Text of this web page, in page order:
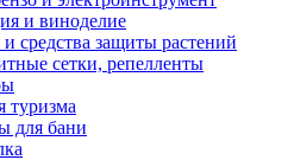
и виноделие
средства защиты растений
сетки, репелленты
туризма
для бани